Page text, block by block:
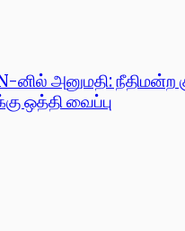
னில் அனுமதி: நீதிமன்ற
ஒத்தி வைப்பு